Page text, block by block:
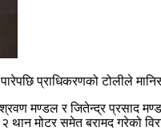
प्राधिकरणको टोलीले
श्रवण मण्डल र जितेन्द्र
थान मोटर समेत बरामद गरेको